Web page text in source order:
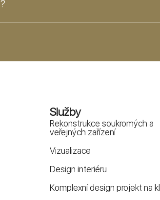
Služby
Rekonstrukce soukromých a
veřejných zařízení
Vizualizace
Design interiéru
Komplexní design projekt na